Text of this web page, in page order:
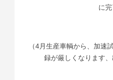
に完
（4月生産車輌から、加速
録が厳しくなります、